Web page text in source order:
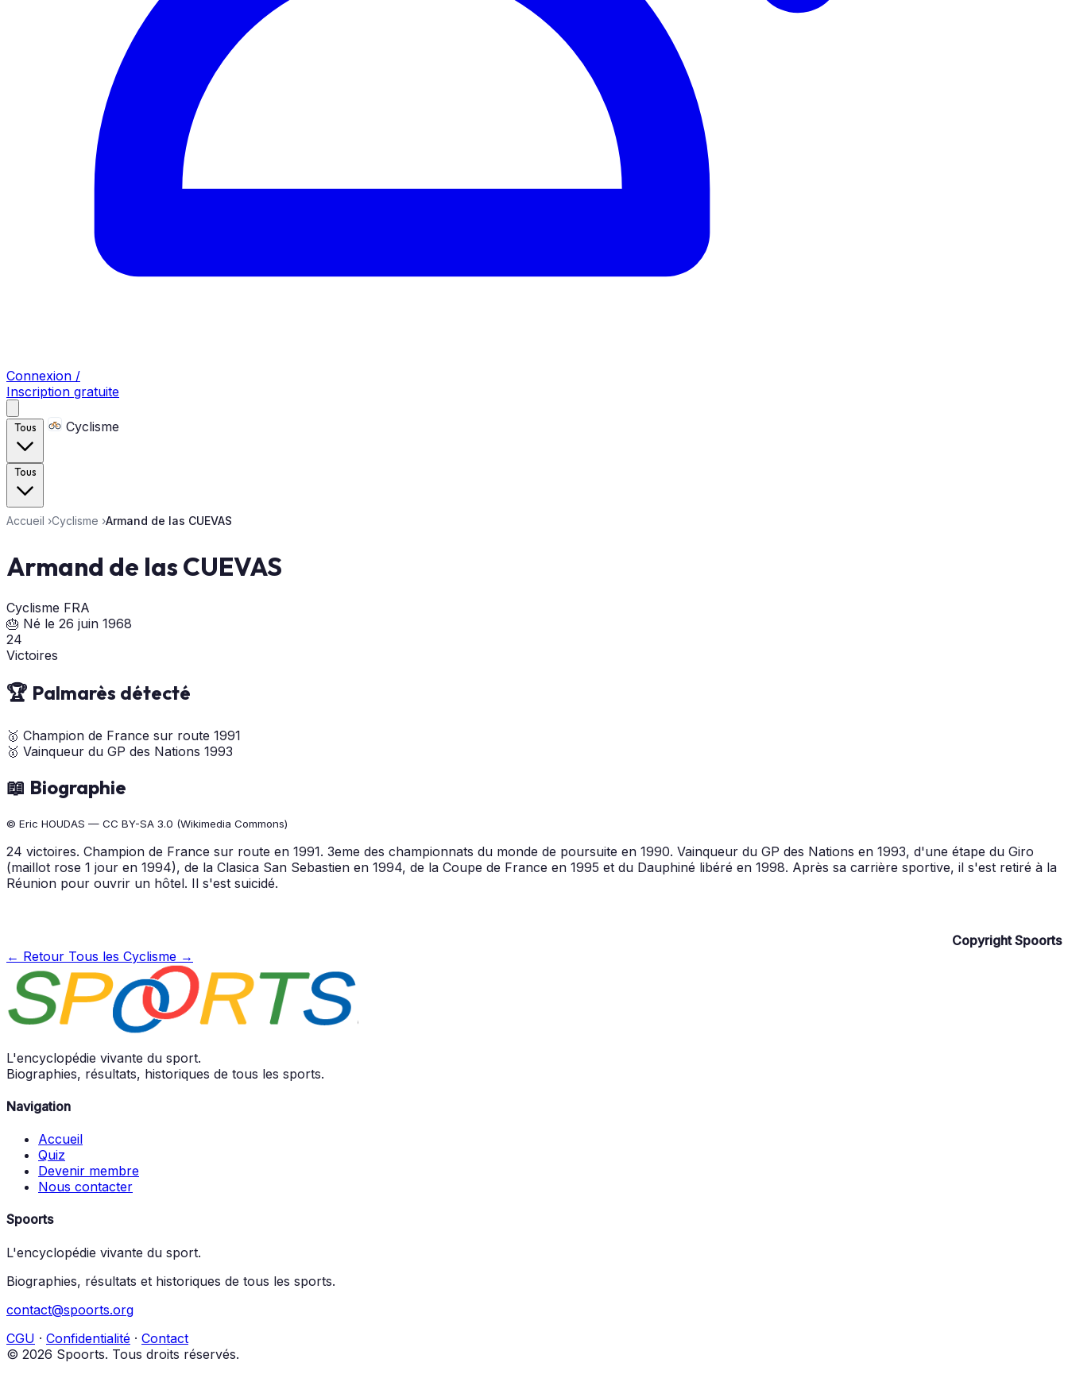
Connexion /
Inscription gratuite
Tous Cyclisme
Tous
Accueil ›Cyclisme ›Armand de las CUEVAS
Armand de las CUEVAS
Cyclisme FRA
🎂 Né le 26 juin 1968
24
Victoires
🏆 Palmarès détecté
🥇 Champion de France sur route 1991
🥇 Vainqueur du GP des Nations 1993
📖 Biographie
© Eric HOUDAS — CC BY-SA 3.0 (Wikimedia Commons)
24 victoires. Champion de France sur route en 1991. 3eme des championnats du monde de poursuite en 1990. Vainqueur du GP des Nations en 1993, d'une étape du Giro
(maillot rose 1 jour en 1994), de la Clasica San Sebastien en 1994, de la Coupe de France en 1995 et du Dauphiné libéré en 1998. Après sa carrière sportive, il s'est retiré à la
Réunion pour ouvrir un hôtel. Il s'est suicidé.
Copyright Spoorts
← Retour Tous les Cyclisme →
L'encyclopédie vivante du sport.
Biographies, résultats, historiques de tous les sports.
Navigation
Accueil
Quiz
Devenir membre
Nous contacter
Spoorts
L'encyclopédie vivante du sport.
Biographies, résultats et historiques de tous les sports.
contact@spoorts.org
CGU · Confidentialité · Contact
© 2026 Spoorts. Tous droits réservés.